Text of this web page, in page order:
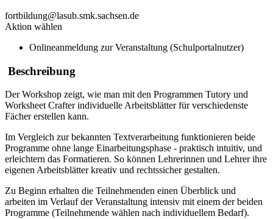
fortbildung@lasub.smk.sachsen.de
Aktion wählen
Onlineanmeldung zur Veranstaltung (Schulportalnutzer)
Beschreibung
Der Workshop zeigt, wie man mit den Programmen Tutory und
Worksheet Crafter individuelle Arbeitsblätter für verschiedenste
Fächer erstellen kann.
Im Vergleich zur bekannten Textverarbeitung funktionieren beide
Programme ohne lange Einarbeitungsphase - praktisch intuitiv, und
erleichtern das Formatieren. So können Lehrerinnen und Lehrer ihre
eigenen Arbeitsblätter kreativ und rechtssicher gestalten.
Zu Beginn erhalten die Teilnehmenden einen Überblick und
arbeiten im Verlauf der Veranstaltung intensiv mit einem der beiden
Programme (Teilnehmende wählen nach individuellem Bedarf).